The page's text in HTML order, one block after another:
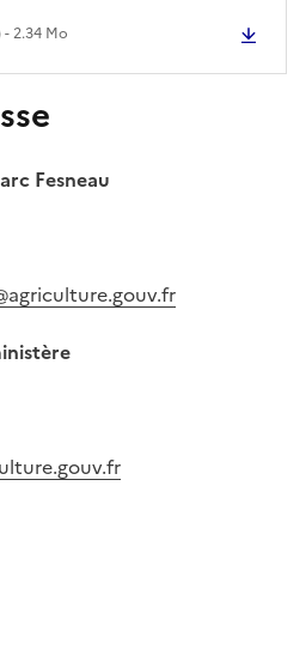
2.34 Mo
Fesneau